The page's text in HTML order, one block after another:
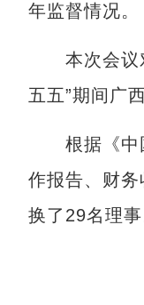
年监督情况。
本次会议对
五五”期间广
根据《中国
作报告、财
换了29名理事